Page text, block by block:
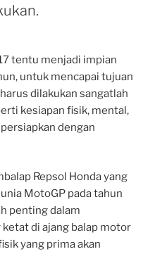
tentu menjadi impian
untuk mencapai tujuan
dilakukan sangatlah
kesiapan fisik, mental,
dengan
Repsol Honda yang
MotoGP pada tahun
penting dalam
di ajang balap motor
yang prima akan